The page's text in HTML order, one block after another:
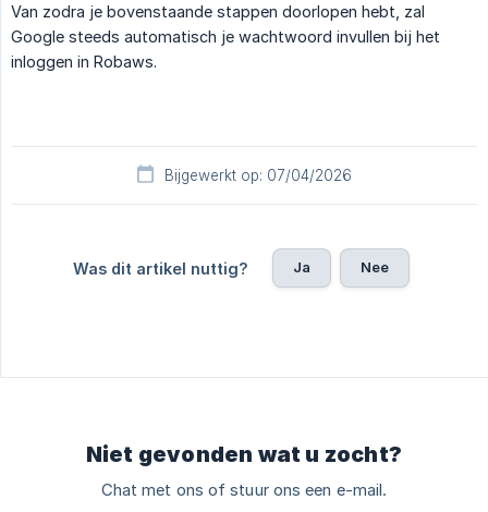
Van zodra je bovenstaande stappen doorlopen hebt, zal
Google steeds automatisch je wachtwoord invullen bij het
inloggen in Robaws.
Bijgewerkt op: 07/04/2026
Was dit artikel nuttig? Ja Nee
Niet gevonden wat u zocht?
Chat met ons of stuur ons een e-mail.